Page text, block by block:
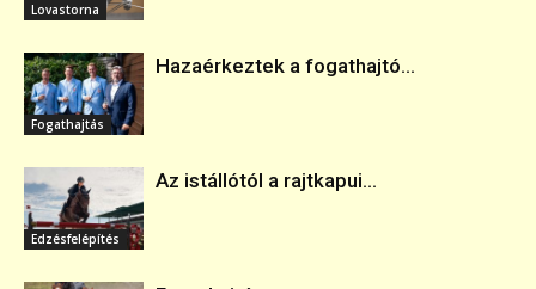
Lovastorna
Fogathajtás
Hazaérkeztek a fogathajtó...
Edzésfelépítés
Az istállótól a rajtkapui...